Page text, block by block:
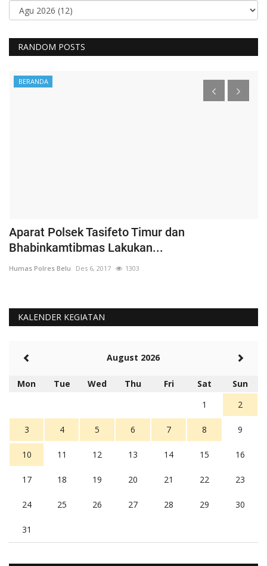
RANDOM POSTS
BERANDA
Aparat Polsek Tasifeto Timur dan
Bhabinkamtibmas Lakukan...
Humas Polres Belu Des 6, 2017 1303
KALENDER KEGIATAN
August 2026
Mon Tue Wed Thu Fri Sat
Sun
1
2
3 4 5 6 7 8 9
10 11 12 13 14 15 16
17 18 19 20 21 22 23
24 25 26 27 28 29 30
31